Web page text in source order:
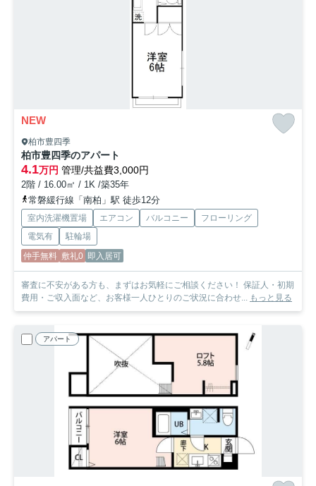
NEW
柏市豊四季
柏市豊四季のアパート
4.1万円 管理/共益費3,000円
2階 / 16.00㎡ / 1K /築35年
常磐緩行線「南柏」駅 徒歩12分
室内洗濯機置場 エアコン バルコニー
フローリング
電気有
駐輪場
仲手無料 敷礼0 即入居可
審査に不安がある方も、まずはお気軽にご相談ください！ 保証人・初期
費用・ご収入面など、お客様一人ひとりのご状況に合わせ... もっと見る
アパート